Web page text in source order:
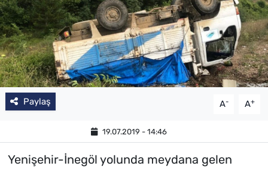
Paylaş A- A+
19.07.2019 - 14:46
Yenişehir-İnegöl yolunda meydana gelen